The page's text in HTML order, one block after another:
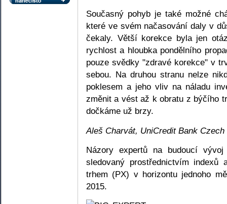
Současný pohyb je také možné
které ve svém načasování daly v
čekaly. Větší korekce byla jen
rychlost a hloubka pondělního
pouze svědky "zdravé korekce" v
sebou. Na druhou stranu nelze
poklesem a jeho vliv na náladu
změnit a vést až k obratu z býčího
dočkáme už brzy.
Aleš Charvát, UniCredit Bank
Názory expertů na budoucí
sledovaný prostřednictvím
trhem (PX) v horizontu jednoho
2015.